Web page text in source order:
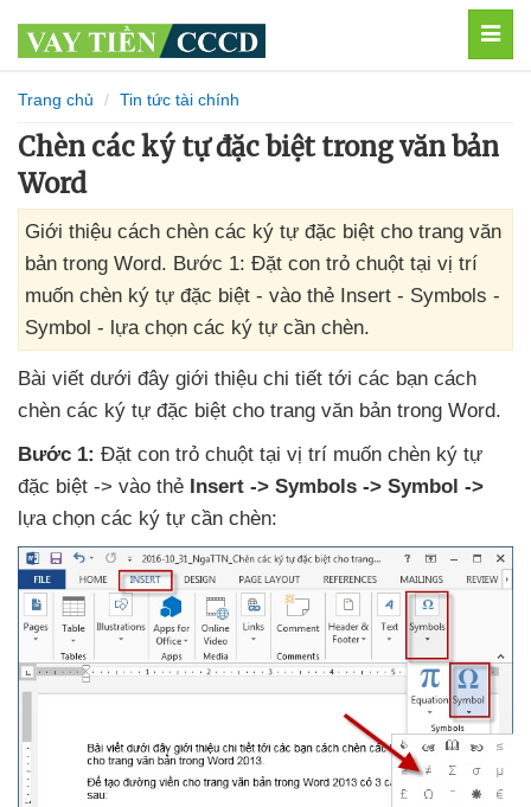
Trang chủ Tin tức tài chính
Chèn các ký tự đặc biệt trong văn bản
Word
Giới thiệu cách chèn các ký tự đặc biệt cho trang văn
bản trong Word. Bước 1: Đặt con trỏ chuột tại vị trí
muốn chèn ký tự đặc biệt - vào thẻ Insert - Symbols -
Symbol - lựa chọn các ký tự cần chèn.
Bài viết dưới đây giới thiệu chi tiết tới các bạn cách
chèn các ký tự đặc biệt cho trang văn bản trong Word.
Bước 1: Đặt con trỏ chuột tại vị trí muốn chèn ký tự
đặc biệt -> vào thẻ Insert -> Symbols -> Symbol ->
lựa chọn các ký tự cần chèn: